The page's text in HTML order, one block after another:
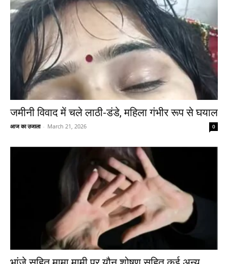
जमीनी विवाद में चले लाठी-डंडे, महिला गंभीर रूप से घयाल
आज का उजाला - March 21, 2026 0